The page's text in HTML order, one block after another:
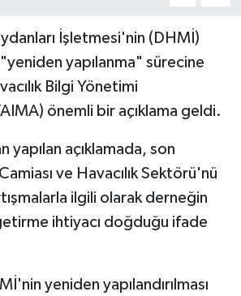
İşletmesi'nin (DHMİ)
yapılanma" sürecine
Bilgi Yönetimi
önemli bir açıklama geldi.
yapılan açıklamada, son
ve Havacılık Sektörü'nü
ilgili olarak derneğin
ihtiyacı doğduğu ifade
yeniden yapılandırılması